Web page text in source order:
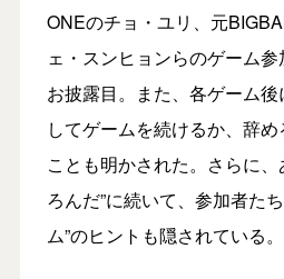
ONEのチョ・ユリ、元
ェ・スンヒョンらのゲーム
お披露目。また、各ゲーム
してゲームを続けるか、辞
ことも明かされた。さらに、
ろんだ”に続いて、参加者た
ム”のヒントも隠されている。